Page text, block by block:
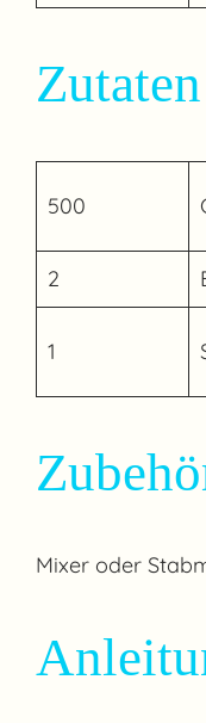
Zutaten
500
2
1
Mixer oder